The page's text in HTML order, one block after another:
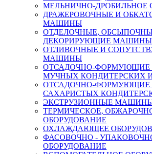
МЕЛЬНИЧНО-ДРОБИЛЬНОЕ
ДРАЖЕРОВОЧНЫЕ И
МАШИНЫ
ОТДЕЛОЧНЫЕ,
ДЕКОРИРУЮЩИЕ МАШИНЫ
ОТЛИВОЧНЫЕ И
МАШИНЫ
ОТСАДОЧНО-
МУЧНЫХ КОНДИТЕРСКИХ
ОТСАДОЧНО-
САХАРИСТЫХ
ЭКСТРУЗИОННЫЕ
ТЕРМИЧЕСКОЕ,
ОБОРУДОВАНИЕ
ОХЛАЖДАЮЩЕЕ
ФАСОВОЧНО -
ОБОРУДОВАНИЕ